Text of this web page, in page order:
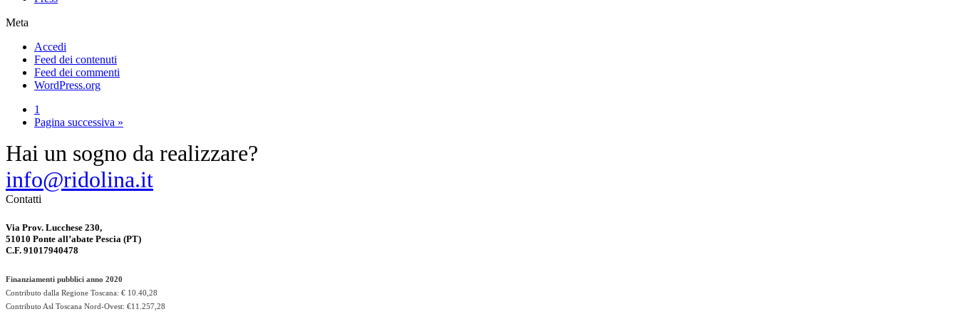
Meta
Accedi
Feed dei contenuti
Feed dei commenti
WordPress.org
1
Pagina successiva »
Hai un sogno da realizzare?
info@ridolina.it
Contatti
Via Prov. Lucchese 230,
51010 Ponte all’abate Pescia (PT)
C.F. 91017940478
Finanziamenti pubblici anno 2020
Contributo dalla Regione Toscana: € 10.40,28
Contributo Asl Toscana Nord-Ovest: €11.257,28